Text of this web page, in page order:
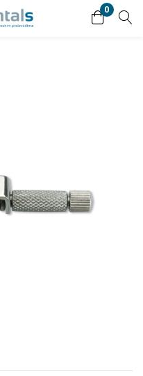
0
Login